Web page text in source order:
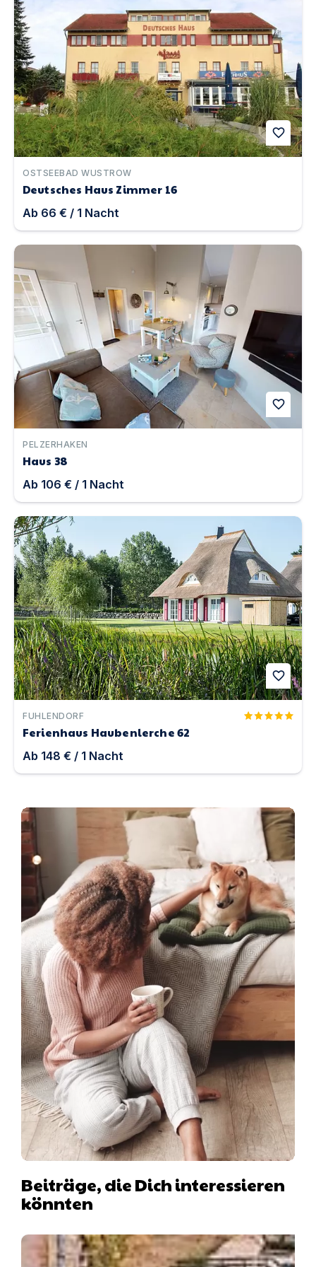
favorite
OSTSEEBAD WUSTROW
Deutsches Haus Zimmer 16
Ab 66 € / 1 Nacht
Haus 38 | Unterkunft in Pelzerhaken
favorite
PELZERHAKEN
Haus 38
Ab 106 € / 1 Nacht
Ferienhaus Haubenlerche 62 | Unterkunft in Fuhlendorf
favorite
FUHLENDORF
Ferienhaus Haubenlerche 62
Ab 148 € / 1 Nacht
Beiträge, die Dich interessieren
könnten
Hausboot mit Hund